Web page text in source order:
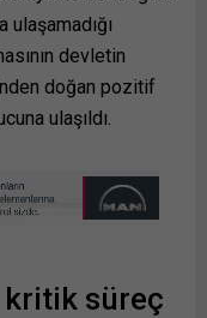
devletin
doğan pozitif
ulaşıldı.
kritik süreç